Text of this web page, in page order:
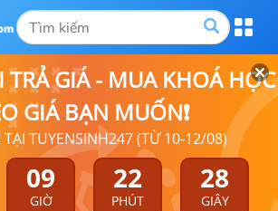
TRẢ GIÁ - MUA KHOÁ HỌC
GIÁ BẠN MUỐN❗
TẠI TUYENSINH247 (TỪ 10-12/08)
09
GIỜ
22
PHÚT
28
GIÂY